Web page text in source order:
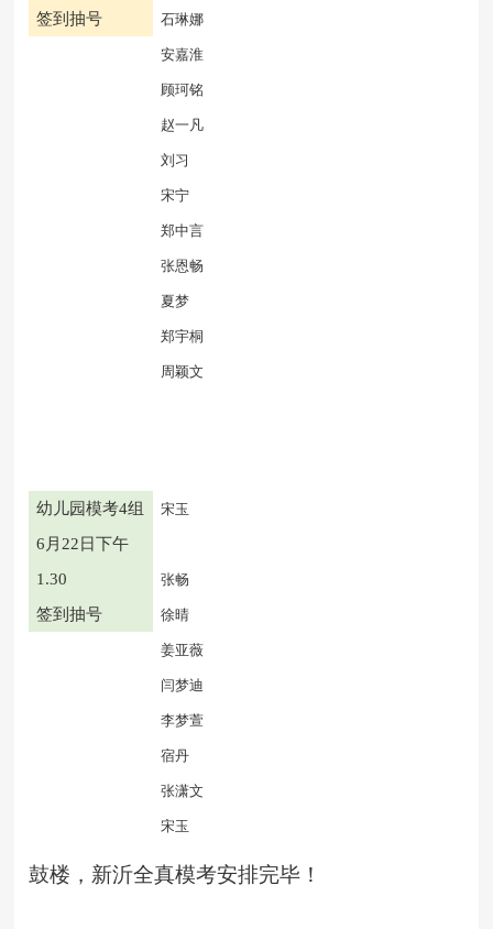
签到抽号 石琳娜
安嘉淮
顾珂铭
赵一凡
刘习
宋宁
郑中言
张恩畅
夏梦
郑宇桐
周颖文
幼儿园模考4组 宋玉
6月22日下午
1.30
张畅
签到抽号 徐晴
姜亚薇
闫梦迪
李梦萱
宿丹
张潇文
宋玉
鼓楼，新沂全真模考安排完毕！